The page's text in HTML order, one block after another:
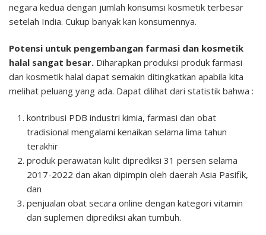
negara kedua dengan jumlah konsumsi kosmetik terbesar
setelah India. Cukup banyak kan konsumennya.
Potensi untuk pengembangan farmasi dan kosmetik
halal sangat besar. Diharapkan produksi produk farmasi
dan kosmetik halal dapat semakin ditingkatkan apabila kita
melihat peluang yang ada. Dapat dilihat dari statistik bahwa :
kontribusi PDB industri kimia, farmasi dan obat
tradisional mengalami kenaikan selama lima tahun
terakhir
produk perawatan kulit diprediksi 31 persen selama
2017-2022 dan akan dipimpin oleh daerah Asia Pasifik,
dan
penjualan obat secara online dengan kategori vitamin
dan suplemen diprediksi akan tumbuh.